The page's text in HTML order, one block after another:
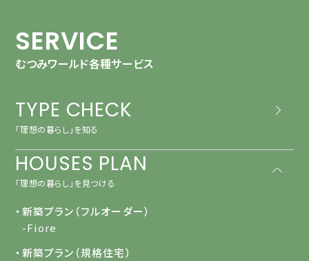
SERVICE
むつみワールド各種サービス
TYPE CHECK
「理想の暮らし」を知る
HOUSES PLAN
「理想の暮らし」を見つける
・新築プラン（フルオーダー）
-Fiore
・新築プラン（規格住宅）